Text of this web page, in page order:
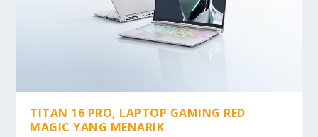
TITAN 16 PRO, LAPTOP GAMING RED
MAGIC YANG MENARIK